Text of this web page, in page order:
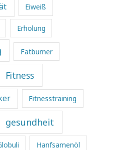
Eiweiß
Erholung
Fatburner
Fitness
Fitnesstraining
gesundheit
Hanfsamenöl